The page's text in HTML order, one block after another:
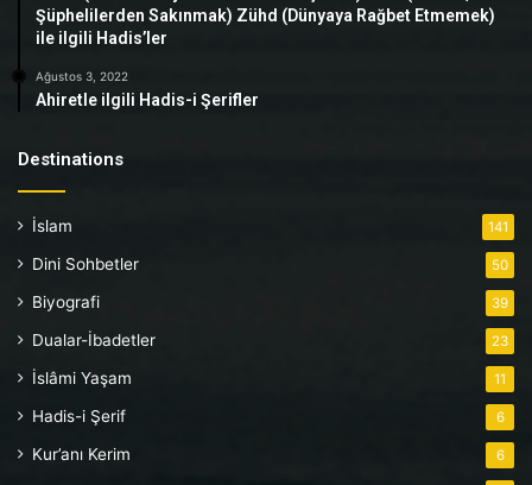
Şüphelilerden Sakınmak) Zühd (Dünyaya Rağbet Etmemek)
ile ilgili Hadis’ler
Ağustos 3, 2022
Ahiretle ilgili Hadis-i Şerifler
Destinations
İslam 141
Dini Sohbetler 50
Biyografi 39
Dualar-İbadetler 23
İslâmi Yaşam 11
Hadis-i Şerif 6
Kur’anı Kerim 6